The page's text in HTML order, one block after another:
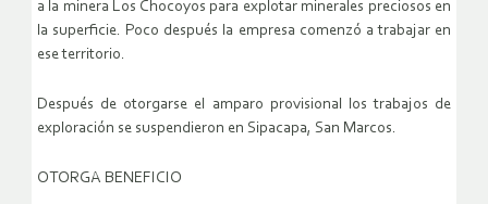
a la minera Los Chocoyos para explotar minerales preciosos en
la superficie. Poco después la empresa comenzó a trabajar en
ese territorio.
Después de otorgarse el amparo provisional los trabajos de
exploración se suspendieron en Sipacapa, San Marcos.
OTORGA BENEFICIO